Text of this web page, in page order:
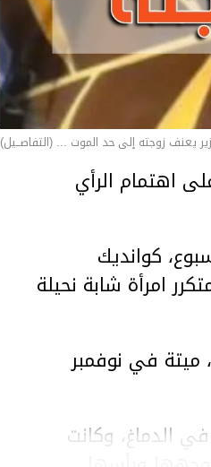
يعنف زوجته إلى حد الموت ... (التفاصــيل)
اهتمام الرأي
كوانديك
امرأة شابة نحيلة
نوكينوفا، البالغة من العمر 31 عاما، ميتة في نوفمبر
الدماغ، وكانت